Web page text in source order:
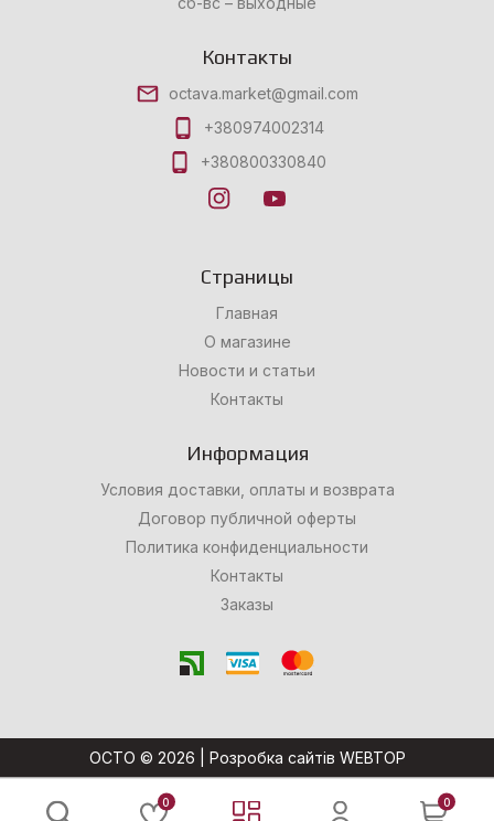
Контакты
octava.market@gmail.com
+380974002314
+380800330840
Страницы
Главная
О магазине
Новости и статьи
Контакты
Информация
Условия доставки, оплаты и возврата
Договор публичной оферты
Политика конфиденциальности
Контакты
Заказы
OCTO © 2026 | Розробка сайтів WEBTOP
0 0